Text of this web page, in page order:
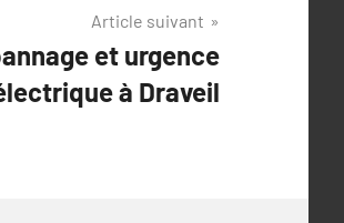
Article suivant
et urgence
à Draveil